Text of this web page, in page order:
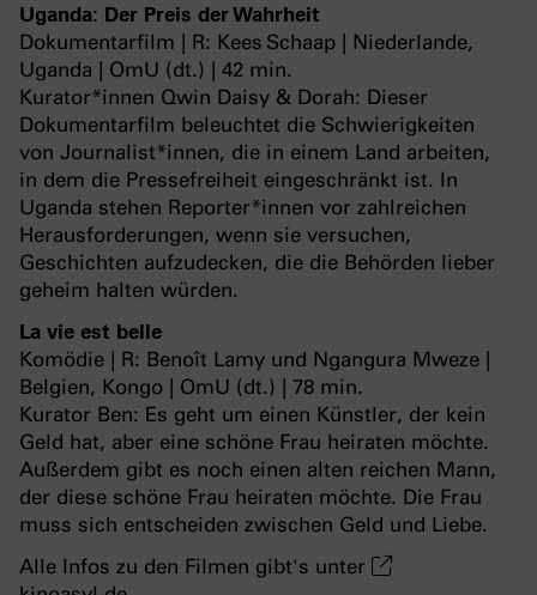
Uganda: Der Preis der Wahrheit
Dokumentarfilm | R: Kees Schaap | Niederlande,
Uganda | OmU (dt.) | 42 min.
Kurator*innen Qwin Daisy & Dorah: Dieser
Dokumentarfilm beleuchtet die Schwierigkeiten
von Journalist*innen, die in einem Land arbeiten,
in dem die Pressefreiheit eingeschränkt ist. In
Uganda stehen Reporter*innen vor zahlreichen
Herausforderungen, wenn sie versuchen,
Geschichten aufzudecken, die die Behörden lieber
geheim halten würden.
La vie est belle
Komödie | R: Benoît Lamy und Ngangura Mweze |
Belgien, Kongo | OmU (dt.) | 78 min.
Kurator Ben: Es geht um einen Künstler, der kein
Geld hat, aber eine schöne Frau heiraten möchte.
Außerdem gibt es noch einen alten reichen Mann,
der diese schöne Frau heiraten möchte. Die Frau
muss sich entscheiden zwischen Geld und Liebe.
Alle Infos zu den Filmen gibt's unter